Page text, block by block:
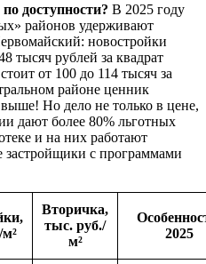
доступности? В 2025 году
районов удерживают
новостройки
тысяч рублей за квадрат
от 100 до 114 тысяч за
районе ценник
Но дело не только в цене,
дают более 80% льготных
и на них работают
с программами
Вторичка,
тыс. руб./
м²
2025